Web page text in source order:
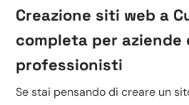
Creazione siti web a
completa per aziende
professionisti
Se stai pensando di creare un